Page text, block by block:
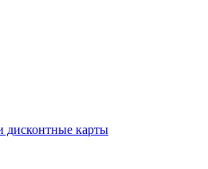
дисконтные карты